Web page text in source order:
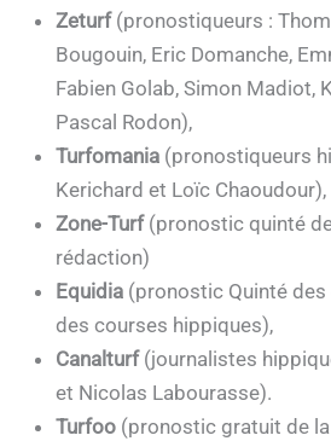
Zeturf(pronostiqueurs :
Bougouin, Eric Domanche,
Fabien Golab, Simon Madiot,
Pascal Rodon),
Turfomania(pronostiqueurs
Kerichard et Loïc Chaoudour),
Zone-Turf(pronostic quinté
rédaction)
Equidia (pronostic Quinté
des courses hippiques),
Canalturf(journalistes
et Nicolas Labourasse).
Turfoo(pronostic gratuit de